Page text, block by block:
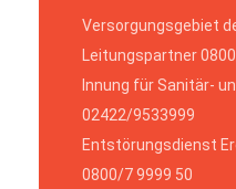
Versorgungsgebiet
Leitungspartner
Innung für Sanitär-
02422/9533999
Entstörungsdienst
0800/7 9999 50